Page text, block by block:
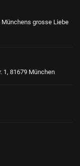
grosse Liebe
1, 81679 München